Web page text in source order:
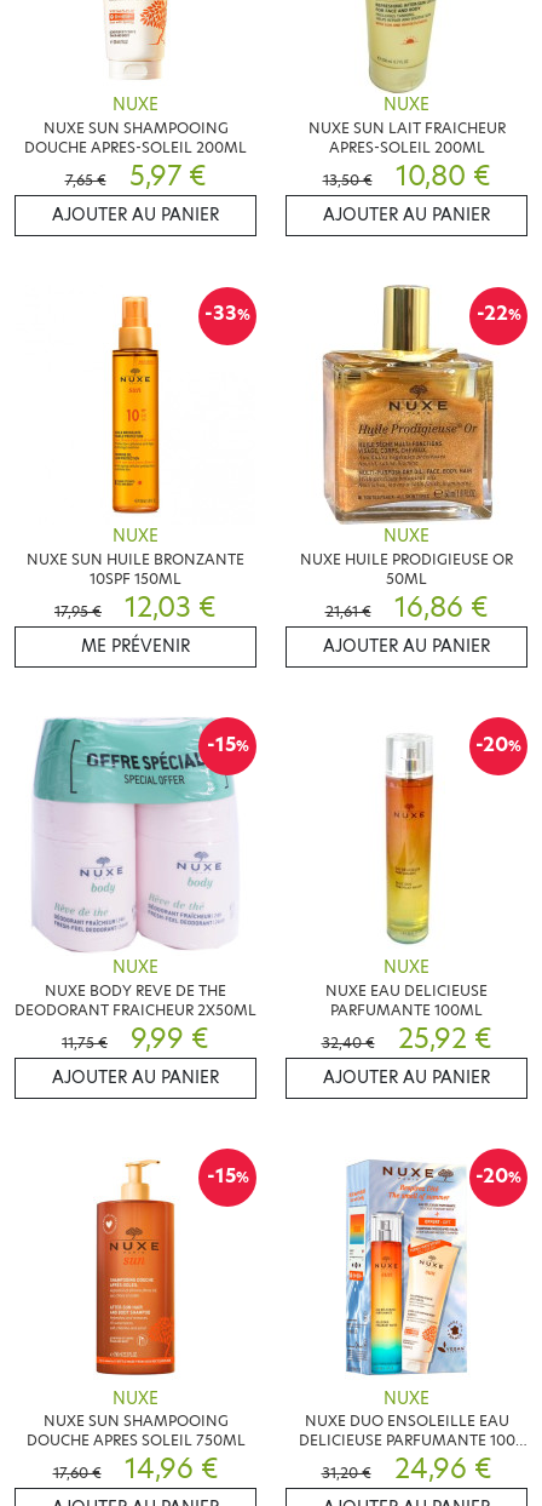
NUXE
NUXE SUN SHAMPOOING
DOUCHE APRES-SOLEIL 200ML
7,65 €
5,97 €
AJOUTER AU PANIER
NUXE
NUXE SUN LAIT FRAICHEUR
APRES-SOLEIL 200ML
13,50 €
10,80 €
AJOUTER AU PANIER
-33%
NUXE
NUXE SUN HUILE BRONZANTE
10SPF 150ML
17,95 €
12,03 €
ME PRÉVENIR
-22%
NUXE
NUXE HUILE PRODIGIEUSE OR
50ML
21,61 €
16,86 €
AJOUTER AU PANIER
-15%
NUXE
NUXE BODY REVE DE THE
DEODORANT FRAICHEUR 2X50ML
11,75 €
9,99 €
AJOUTER AU PANIER
-20%
NUXE
NUXE EAU DELICIEUSE
PARFUMANTE 100ML
32,40 €
25,92 €
AJOUTER AU PANIER
-15%
NUXE
NUXE SUN SHAMPOOING
DOUCHE APRES SOLEIL 750ML
17,60 €
14,96 €
-20%
NUXE
NUXE DUO ENSOLEILLE EAU
DELICIEUSE PARFUMANTE 100
ML + SHAMPOOING DOUCHE
APRES SOLEIL 200 ML OFFERT
31,20 € 24,96 €